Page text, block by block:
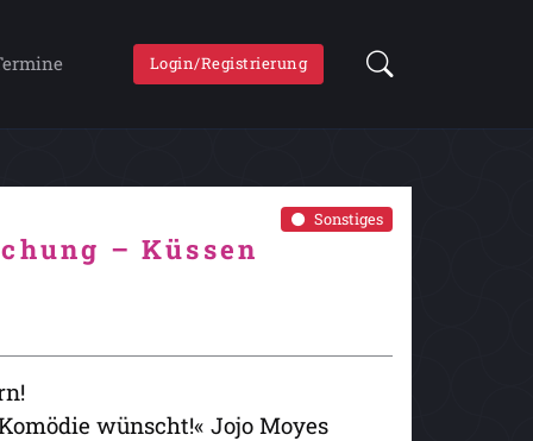
Login/Registrierung
Sonstiges
– Küssen
wünscht!« Jojo Moyes